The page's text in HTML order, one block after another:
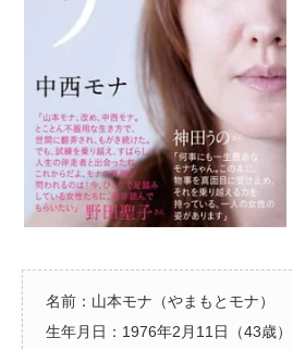
名前：山本モナ（やまもとモナ）
生年月日：1976年2月11日（43歳）